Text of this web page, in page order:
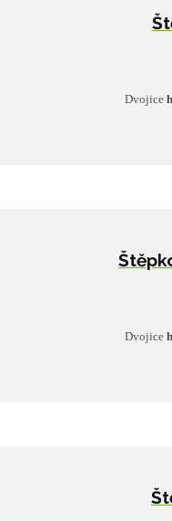
Dvojice
Dvojice